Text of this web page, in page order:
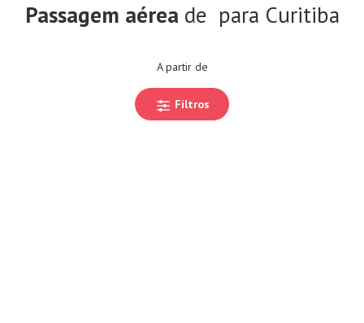
Passagem aérea de para Curitiba
A partir de
Filtros